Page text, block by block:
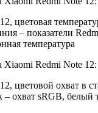
цветовая
– показатели
температура
цветовой охват в
охват sRGB, белый